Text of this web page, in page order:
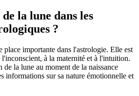
la lune dans les
?
place importante dans l'astrologie. Elle est
l'inconscient, à la maternité et à l'intuition.
de la lune au moment de la naissance
informations sur sa nature émotionnelle et